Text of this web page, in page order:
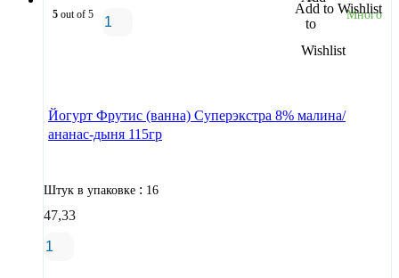
Add to Wishlist
5 out of 5 Много
Йогурт Фрутис (ванна) Суперэкстра 8% малина/
ананас-дыня 115гр
Штук в упаковке : 16
47,33